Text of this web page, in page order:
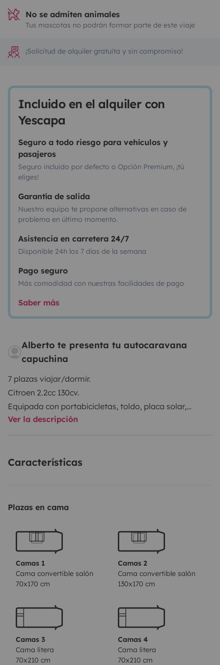
No se admiten animales
Tus mascotas no podrán formar parte de este viaje
¡Solicitud de alquiler gratuita y sin compromiso!
Incluido en el alquiler con
Yescapa
Seguro a todo riesgo para vehículos y
pasajeros
Seguro incluido por defecto o Opción Premium, ¡tú
eliges!
Garantía de salida
Nuestro equipo te propone alternativas en caso de
problema en último momento.
Asistencia en carretera 24/7
Disponible 24h los 7 días de la semana
Pago seguro
Más comodidad con nuestras facilidades de pago
Saber más
Alberto te presenta tu autocaravana
capuchina
7 plazas viajar/dormir.
Citroen 2.2cc 130cv.
Equipada con portabicicletas, toldo, placa solar,
sensores de aparcamiento.
Doble salón convertible.
congelador y botellero.
aguas y bombonas de gas llenas.
mesas y sillas para 8 personas, botiquín equipado, kit
Perfecta para viajar en familia.
Ver la descripción
Características
Plazas en cama
Camas 1
Cama convertible salón
70x170 cm
Camas 2
Cama convertible salón
130x170 cm
Camas 3
Cama litera
70x210 cm
Camas 4
Cama litera
70x210 cm